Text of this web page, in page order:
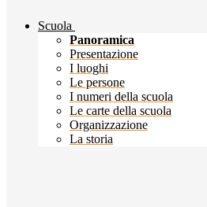
Scuola
Panoramica
Presentazione
I luoghi
Le persone
I numeri della scuola
Le carte della scuola
Organizzazione
La storia